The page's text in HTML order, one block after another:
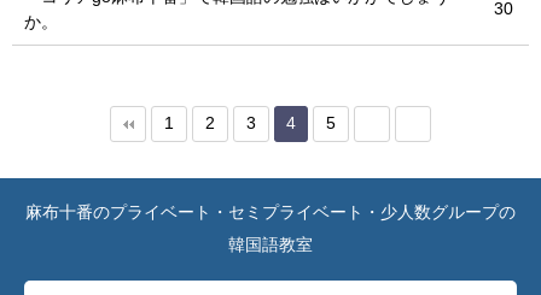
か。
30
1 2 3 4 5
麻布十番のプライベート・セミプライベート・少人数グループの
韓国語教室